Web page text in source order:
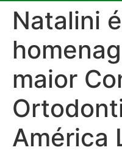
Natalini é
maior
América